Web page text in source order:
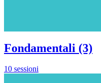
Fondamentali (3)
10 sessioni